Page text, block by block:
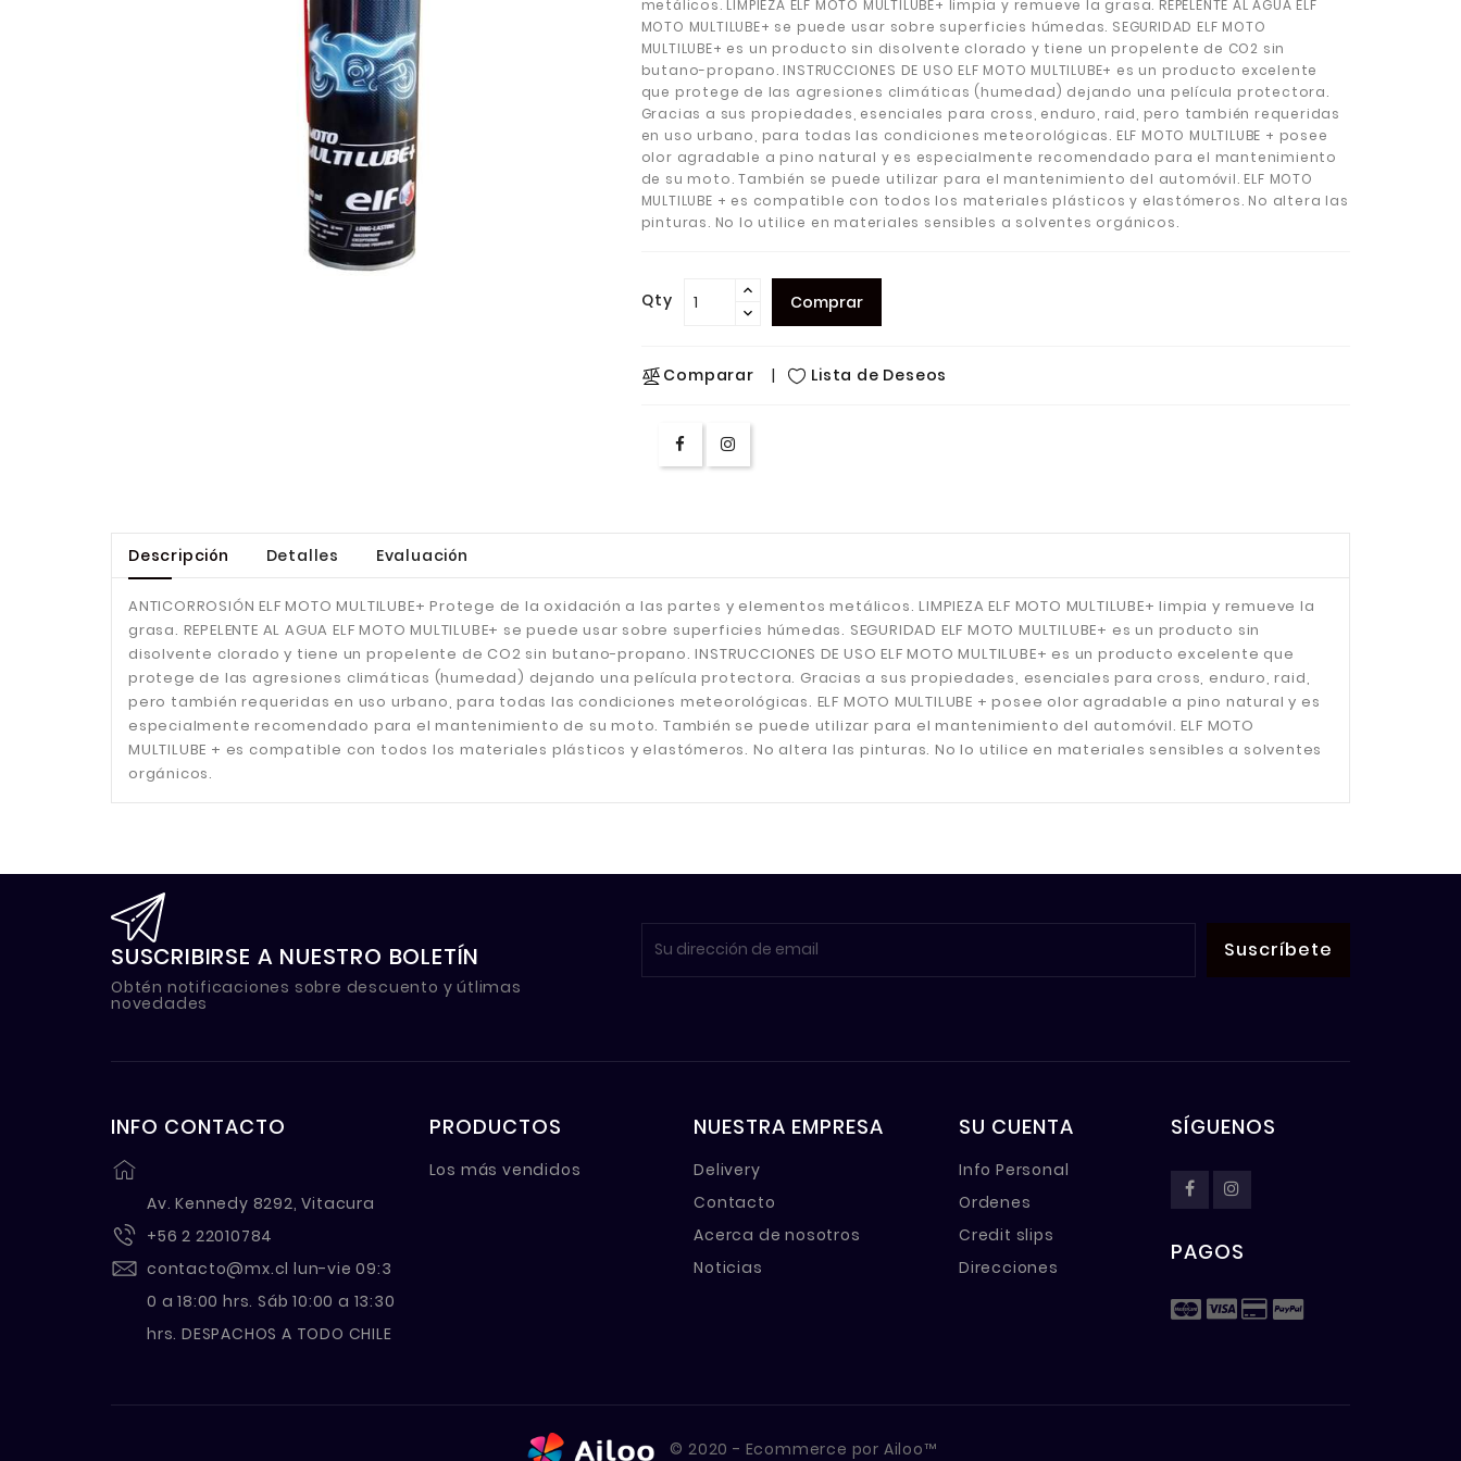
metálicos. LIMPIEZA ELF MOTO MULTILUBE+ limpia y remueve la grasa. REPELENTE AL AGUA ELF
MOTO MULTILUBE+ se puede usar sobre superficies húmedas. SEGURIDAD ELF MOTO
MULTILUBE+ es un producto sin disolvente clorado y tiene un propelente de CO2 sin
butano-propano. INSTRUCCIONES DE USO ELF MOTO MULTILUBE+ es un producto excelente
que protege de las agresiones climáticas (humedad) dejando una película protectora.
Gracias a sus propiedades, esenciales para cross, enduro, raid, pero también requeridas
en uso urbano, para todas las condiciones meteorológicas. ELF MOTO MULTILUBE + posee
olor agradable a pino natural y es especialmente recomendado para el mantenimiento
de su moto. También se puede utilizar para el mantenimiento del automóvil. ELF MOTO
MULTILUBE + es compatible con todos los materiales plásticos y elastómeros. No altera las
pinturas. No lo utilice en materiales sensibles a solventes orgánicos.
Qty Comprar
Comparar Lista de Deseos
Descripción Detalles Evaluación
ANTICORROSIÓN ELF MOTO MULTILUBE+ Protege de la oxidación a las partes y elementos metálicos. LIMPIEZA ELF MOTO MULTILUBE+ limpia y remueve la
grasa. REPELENTE AL AGUA ELF MOTO MULTILUBE+ se puede usar sobre superficies húmedas. SEGURIDAD ELF MOTO MULTILUBE+ es un producto sin
disolvente clorado y tiene un propelente de CO2 sin butano-propano. INSTRUCCIONES DE USO ELF MOTO MULTILUBE+ es un producto excelente que
protege de las agresiones climáticas (humedad) dejando una película protectora. Gracias a sus propiedades, esenciales para cross, enduro, raid,
pero también requeridas en uso urbano, para todas las condiciones meteorológicas. ELF MOTO MULTILUBE + posee olor agradable a pino natural y es
especialmente recomendado para el mantenimiento de su moto. También se puede utilizar para el mantenimiento del automóvil. ELF MOTO
MULTILUBE + es compatible con todos los materiales plásticos y elastómeros. No altera las pinturas. No lo utilice en materiales sensibles a solventes
orgánicos.
SUSCRIBIRSE A NUESTRO BOLETÍN
Obtén notificaciones sobre descuento y útlimas
novedades
INFO CONTACTO
Av. Kennedy 8292, Vitacura
+56 2 22010784
contacto@mx.cl lun-vie 09:3
0 a 18:00 hrs. Sáb 10:00 a 13:30
hrs. DESPACHOS A TODO CHILE
PRODUCTOS
Los más vendidos
NUESTRA EMPRESA
Delivery
Contacto
Acerca de nosotros
Noticias
SU CUENTA
Info Personal
Ordenes
Credit slips
Direcciones
SÍGUENOS
PAGOS
© 2020 - Ecommerce por Ailoo™